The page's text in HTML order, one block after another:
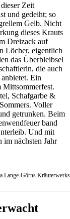
Zeit
und gedeiht; so
Gelb. Nicht
dieses Krauts
Dreizack auf
Löcher, eigentlich
das Überbleibsel
die auch
Ein
Mittsommerfest.
Schafgarbe &
Voller
getrunken. Beim
band
Und mit
im nächsten Jahr
Lange-Görns